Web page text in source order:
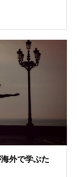
外で学ぶた